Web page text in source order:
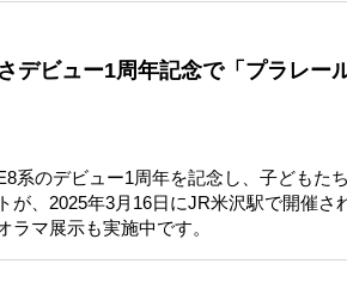
デビュー1周年記念で「プラレー
系のデビュー1周年を記念し、子どもた
が、2025年3月16日にJR米沢駅で開催さ
マ展示も実施中です。